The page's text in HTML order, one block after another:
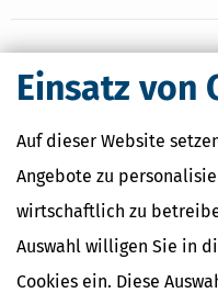
Einsatz von
Auf dieser Website
Angebote zu
wirtschaftlich zu
Auswahl willigen Sie in
Cookies ein. Diese